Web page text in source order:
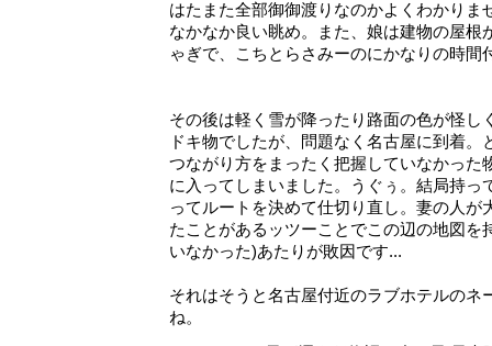
はたまた全部御御渡りなのかよくわかりま
なかなか良い眺め。また、娘は建物の屋根
ゃぎで、こちとらさみーのにかなりの時間
その後は軽く雪が降ったり路面の色が怪し
ドキ物でしたが、問題なく名古屋に到着
つながり方をまったく把握していなかった
に入ってしまいました。うぐぅ。結局持っ
ってルートを決めて仕切り直し。妻の人が
たことがあるッツーことでこの辺の地図を
いなかった)あたりが敗因です...
それはそうと名古屋付近のラブホテルのネ
ね。